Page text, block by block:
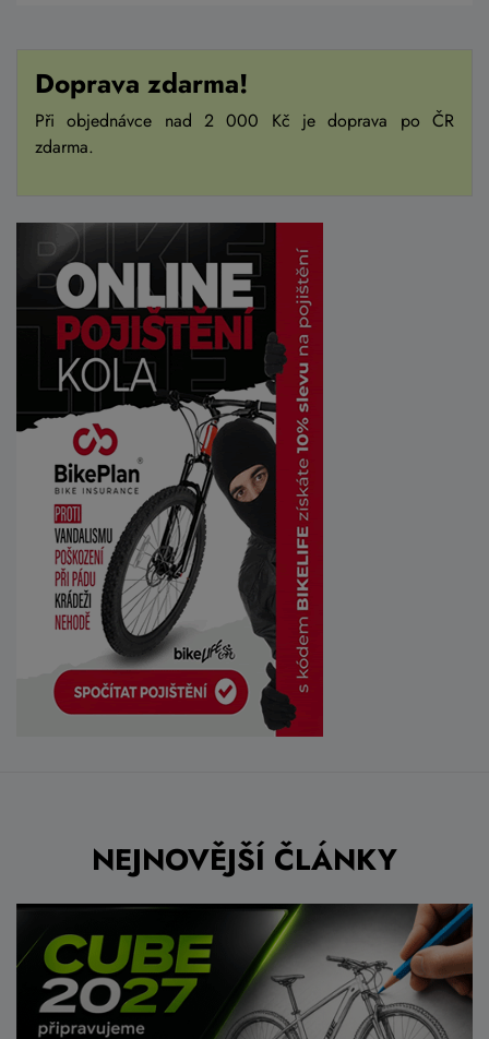
Doprava zdarma!
Při objednávce nad 2 000 Kč je doprava po ČR
zdarma.
NEJNOVĚJŠÍ ČLÁNKY